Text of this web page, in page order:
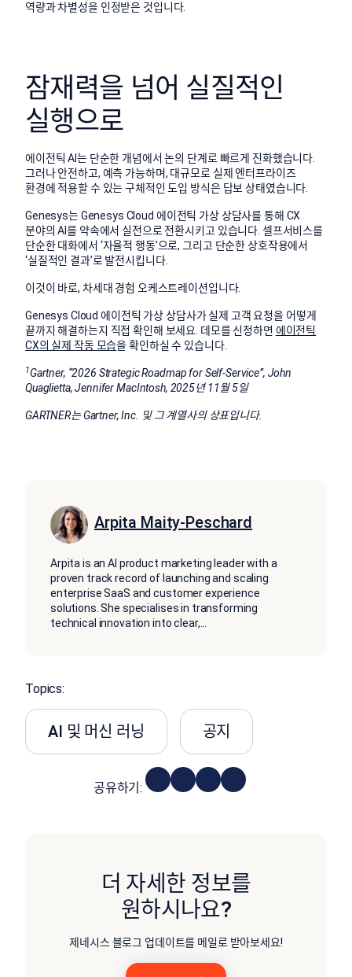
역량과 차별성을 인정받은 것입니다.
잠재력을 넘어 실질적인
실행으로
에이전틱 AI는 단순한 개념에서 논의 단계로 빠르게 진화했습니다.
그러나 안전하고, 예측 가능하며, 대규모로 실제 엔터프라이즈
환경에 적용할 수 있는 구체적인 도입 방식은 답보 상태였습니다.
Genesys는 Genesys Cloud 에이전틱 가상 상담사를 통해 CX
분야의 AI를 약속에서 실전으로 전환시키고 있습니다. 셀프서비스를
단순한 대화에서 ‘자율적 행동’으로, 그리고 단순한 상호작용에서
‘실질적인 결과’로 발전시킵니다.
이것이 바로, 차세대 경험 오케스트레이션입니다.
Genesys Cloud 에이전틱 가상 상담사가 실제 고객 요청을 어떻게
끝까지 해결하는지 직접 확인해 보세요. 데모를 신청하면 에이전틱
CX의 실제 작동 모습을 확인하실 수 있습니다.
1Gartner, “2026 Strategic Roadmap for Self-Service”, John
Quaglietta, Jennifer MacIntosh, 2025년 11월 5일
GARTNER는 Gartner, Inc. 및 그 계열사의 상표입니다.
Arpita Maity-Peschard
Arpita is an AI product marketing leader with a
proven track record of launching and scaling
enterprise SaaS and customer experience
solutions. She specialises in transforming
technical innovation into clear,
Topics:
AI 및 머신 러닝 공지
공유하기:
더 자세한 정보를
원하시나요?
제네시스 블로그 업데이트를 메일로 받아보세요!